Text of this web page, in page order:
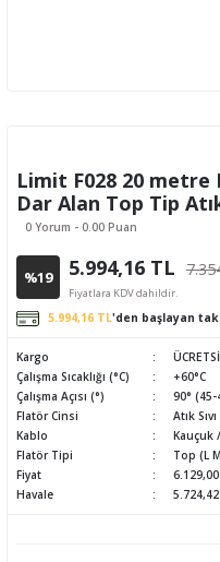
Limit F028 20 metre
Dar Alan Top Tip
0 Yorum - 0.00 Puan
%19 5.994,16 TL
Fiyatlara KDV dahildir.
5.994,16 TL'den başlayan
Kargo
Çalışma Sıcaklığı (°C)
+60°C
Çalışma Açısı (°)
90° (45-
Flatör Cinsi
Atık Sıvı
Kablo
Kauçuk
Flatör Tipi
Top (L
Fiyat
Havale